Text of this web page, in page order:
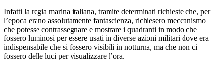
Infatti la regia marina italiana, tramite determinati richieste che, per
l’epoca erano assolutamente fantascienza, richiesero meccanismo
che potesse contrassegnare e mostrare i quadranti in modo che
fossero luminosi per essere usati in diverse azioni militari dove era
indispensabile che si fossero visibili in notturna, ma che non ci
fossero delle luci per visualizzare l’ora.